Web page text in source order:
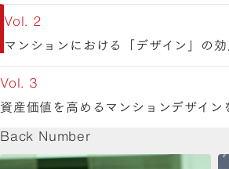
Vol. 2
マンションにおける「デザイン」の効
Vol. 3
資産価値を高めるマンションデザイン
Back Number